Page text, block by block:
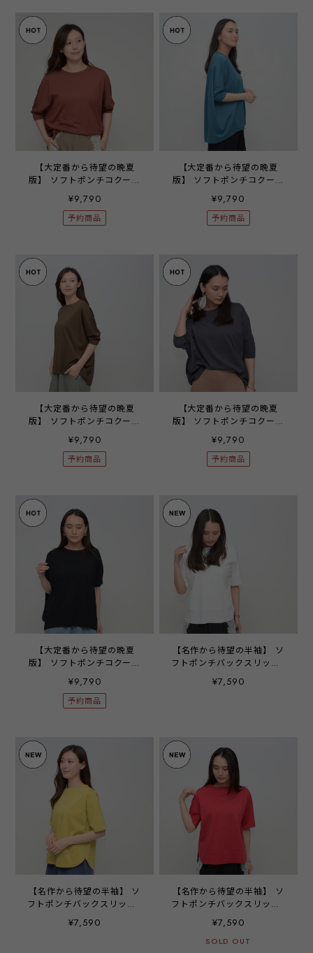
【大定番から待望の晩夏
版】 ソフトポンチコクーン
テラコッタ ‐
¥9,790
予約商品
【大定番から待望の晩夏
版】 ソフトポンチコクーン
ブルー ‐
¥9,790
予約商品
【大定番から待望の晩夏
版】 ソフトポンチコクーン
プルオーバー ‐ LER-2692
カーキ ‐
¥9,790
予約商品
【大定番から待望の晩夏
版】 ソフトポンチコクーン
プルオーバー ‐ LER-2692
チャコール ‐
¥9,790
予約商品
【大定番から待望の晩夏
版】 ソフトポンチコクーン
プルオーバー ‐ LER-2692
ブラック ‐
¥9,790
予約商品
【名作から待望の半袖】 ソ
フトポンチバックスリットT
シャツ ‐ LER-2682 オフ
‐
¥7,590
【名作から待望の半袖】 ソ
フトポンチバックスリットT
シャツ ‐ LER-2682 イエロ
ー ‐
¥7,590
【名作から待望の半袖】 ソ
フトポンチバックスリットT
シャツ ‐ LER-2682 レッド
‐
¥7,590
SOLD OUT